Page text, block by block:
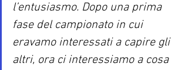
l’entusiasmo. Dopo una prima
fase del campionato in cui
eravamo interessati a capire gli
altri, ora ci interessiamo a cosa